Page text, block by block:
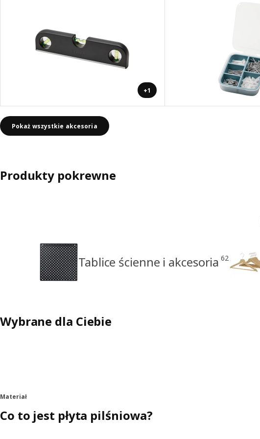
+1
Pokaż wszystkie akcesoria
Produkty pokrewne
Tablice ścienne i akcesoria 62
Wybrane dla Ciebie
Materiał
Co to jest płyta pilśniowa?